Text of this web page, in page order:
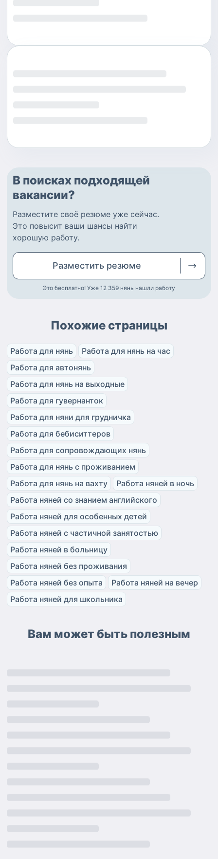
В поисках подходящей
вакансии?
Разместите своё резюме уже сейчас.
Это повысит ваши шансы найти
хорошую работу.
Разместить резюме
Это бесплатно! Уже 12 359 нянь нашли работу
Похожие страницы
Работа для нянь
Работа для нянь на час
Работа для автонянь
Работа для нянь на выходные
Работа для гувернанток
Работа для няни для грудничка
Работа для бебиситтеров
Работа для сопровождающих нянь
Работа для нянь с проживанием
Работа для нянь на вахту
Работа няней в ночь
Работа няней со знанием английского
Работа няней для особенных детей
Работа няней с частичной занятостью
Работа няней в больницу
Работа няней без проживания
Работа няней без опыта
Работа няней на вечер
Работа няней для школьника
Вам может быть полезным